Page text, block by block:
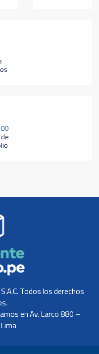
Todos los derechos
en Av. Larco 880 –